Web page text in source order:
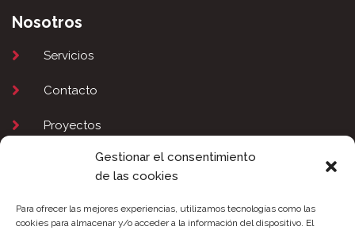
Gestionar el consentimiento
de las cookies
Para ofrecer las mejores experiencias, utilizamos tecnologías como las
cookies para almacenar y/o acceder a la información del dispositivo. El
Nosotros
Servicios
Contacto
Proyectos
Política de Privacidad